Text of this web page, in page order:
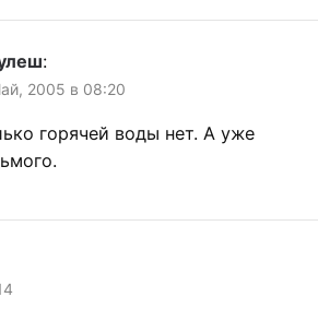
:
2005 в 08:20
горячей воды нет. А уже